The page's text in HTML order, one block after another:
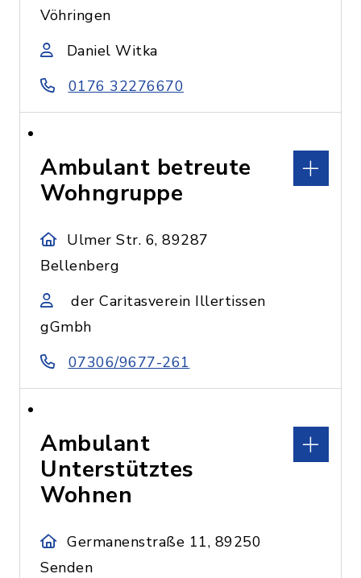
Vöhringen
Daniel Witka
0176 32276670
Ambulant betreute
Wohngruppe
Ulmer Str. 6, 89287
Bellenberg
der Caritasverein Illertissen
gGmbh
07306/9677-261
Ambulant
Unterstütztes
Wohnen
Germanenstraße 11, 89250
Senden